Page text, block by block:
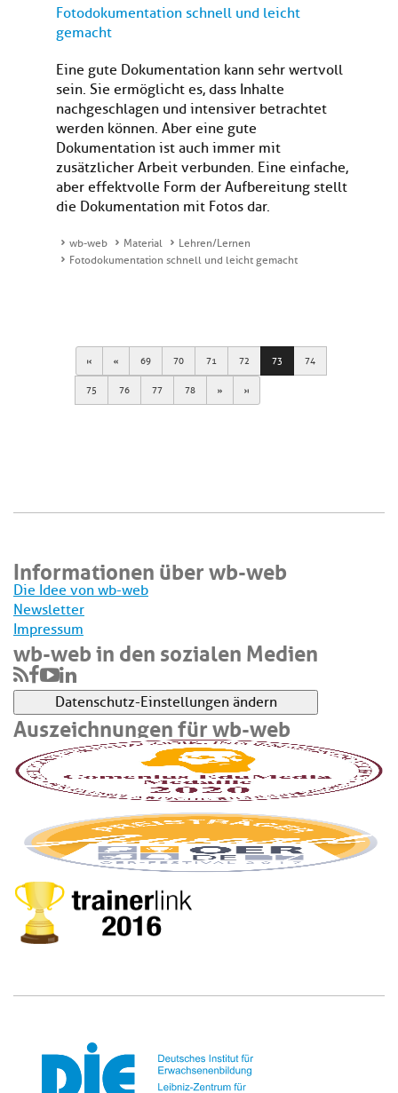
Fotodokumentation schnell und leicht
gemacht
Eine gute Dokumentation kann sehr wertvoll
sein. Sie ermöglicht es, dass Inhalte
nachgeschlagen und intensiver betrachtet
werden können. Aber eine gute
Dokumentation ist auch immer mit
zusätzlicher Arbeit verbunden. Eine einfache,
aber effektvolle Form der Aufbereitung stellt
die Dokumentation mit Fotos dar.
wb-web Material
Lehren/Lernen
Fotodokumentation schnell und leicht gemacht
First Previous
69 70 71 72 73 74
75 76 77 78 Next Last
Informationen über wb-web
Die Idee von wb-web
Newsletter
Impressum
wb-web in den sozialen Medien
Datenschutz-Einstellungen ändern
Auszeichnungen für wb-web